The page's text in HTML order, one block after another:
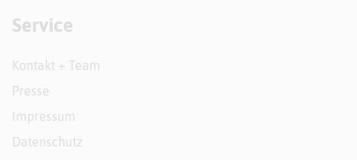
Service
Kontakt + Team
Presse
Impressum
Datenschutz